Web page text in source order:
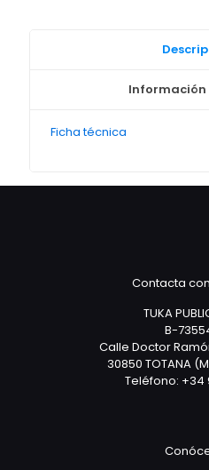
Ficha técnica
Contacta
TUKA
B-
Calle Doctor
30850 TOTANA
Teléfono: +34